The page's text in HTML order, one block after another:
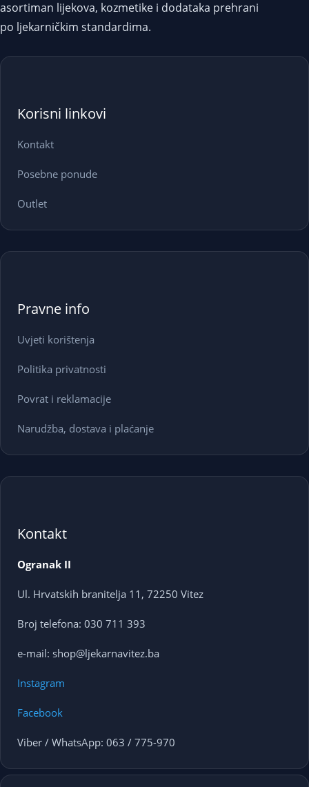
asortiman lijekova, kozmetike i dodataka prehrani
po ljekarničkim standardima.
Korisni linkovi
Kontakt
Posebne ponude
Outlet
Pravne info
Uvjeti korištenja
Politika privatnosti
Povrat i reklamacije
Narudžba, dostava i plaćanje
Kontakt
Ogranak II
Ul. Hrvatskih branitelja 11, 72250 Vitez
Broj telefona: 030 711 393
e-mail: shop@ljekarnavitez.ba
Instagram
Facebook
Viber / WhatsApp: 063 / 775-970